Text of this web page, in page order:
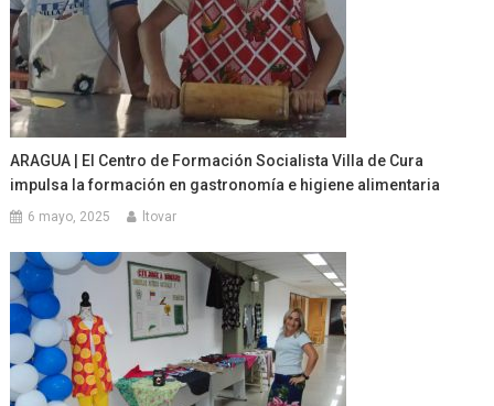
ARAGUA | El Centro de Formación Socialista Villa de Cura
impulsa la formación en gastronomía e higiene alimentaria
6 mayo, 2025 ltovar